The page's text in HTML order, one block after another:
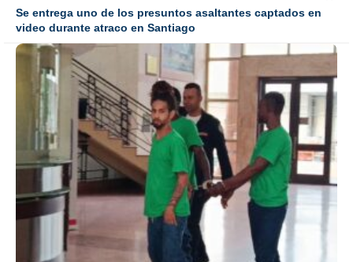
Se entrega uno de los presuntos asaltantes captados en
video durante atraco en Santiago